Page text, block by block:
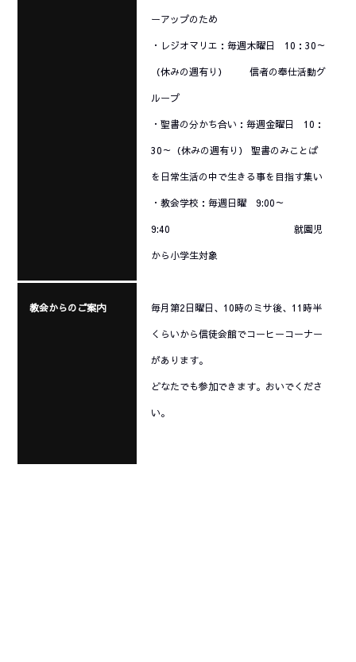
ーアップのため
・レジオマリエ：毎週木曜日 10：30～
（休みの週有り） 信者の奉仕活動グ
ループ
・聖書の分かち合い：毎週金曜日 10：
30～（休みの週有り） 聖書のみことば
を日常生活の中で生きる事を目指す集い
・教会学校：毎週日曜 9:00～
9:40 就園児
から小学生対象
教会からのご案内 毎月第2日曜日、10時のミサ後、11時半
くらいから信徒会館でコーヒーコーナー
があります。
どなたでも参加できます。おいでくださ
い。